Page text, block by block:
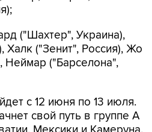
("Шахтер", Украина),
("Зенит", Россия), Жо
Неймар ("Барселона",
с 12 июня по 13 июля.
свой путь в группе A